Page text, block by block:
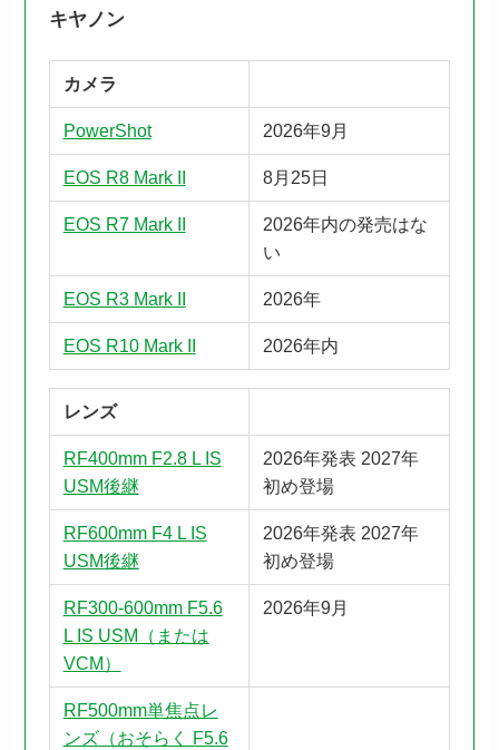
キヤノン
カメラ
PowerShot 2026年9月
EOS R8 Mark II 8月25日
EOS R7 Mark II
2026年内の発売はな
い
EOS R3 Mark II 2026年
EOS R10 Mark II 2026年内
レンズ
RF400mm F2.8 L IS
USM後継
2026年発表 2027年
初め登場
RF600mm F4 L IS
USM後継
2026年発表 2027年
初め登場
RF300-600mm F5.6
L IS USM（または
VCM）
2026年9月
RF500mm単焦点レ
ンズ（おそらく F5.6